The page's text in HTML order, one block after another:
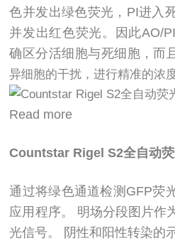
色并发出绿色荧光，PI进入
并发出红色荧光。因此AO/
确区分活细胞与死细胞，而
异细胞的干扰，进行精准的浓
Read more
Countstar Rigel S2全自动
通过将绿色通道检测GFP荧
应用程序。 明场分段图片作
光信号。 阴性和阳性转染的